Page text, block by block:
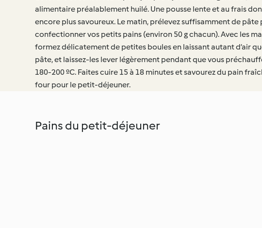
alimentaire préalablement huilé. Une pousse lente et au frais
encore plus savoureux. Le matin, prélevez suffisamment de pâte
confectionner vos petits pains (environ 50 g chacun). Avec les
formez délicatement de petites boules en laissant autant d’air
pâte, et laissez-les lever légèrement pendant que vous
180-200 ºC. Faites cuire 15 à 18 minutes et savourez du pain
four pour le petit-déjeuner.
Pains du petit-déjeuner